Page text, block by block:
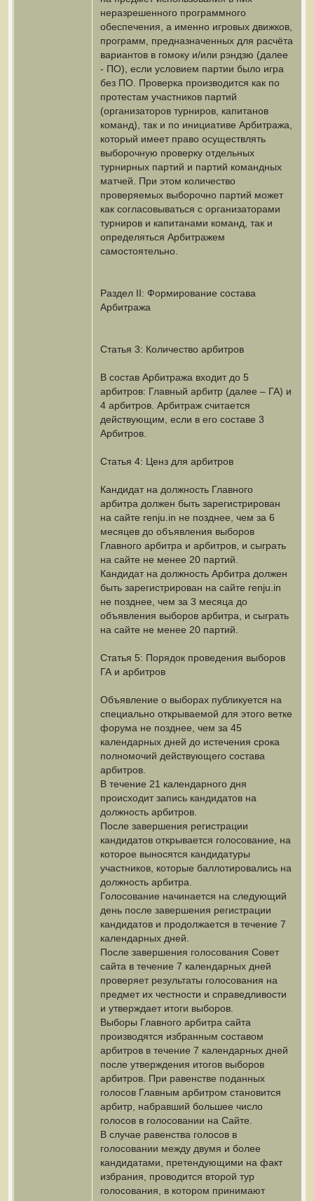
неразрешенного программного
обеспечения, а именно игровых движков,
программ, предназначенных для расчёта
вариантов в гомоку и/или рэндзю (далее
- ПО), если условием партии было игра
без ПО. Проверка производится как по
протестам участников партий
(организаторов турниров, капитанов
команд), так и по инициативе Арбитража,
который имеет право осуществлять
выборочную проверку отдельных
турнирных партий и партий командных
матчей. При этом количество
проверяемых выборочно партий может
как согласовываться с организаторами
турниров и капитанами команд, так и
определяться Арбитражем
самостоятельно.
Раздел II: Формирование состава
Арбитража
Статья 3: Количество арбитров
В состав Арбитража входит до 5
арбитров: Главный арбитр (далее – ГА) и
4 арбитров. Арбитраж считается
действующим, если в его составе 3
Арбитров.
Статья 4: Ценз для арбитров
Кандидат на должность Главного
арбитра должен быть зарегистрирован
на сайте renju.in не позднее, чем за 6
месяцев до объявления выборов
Главного арбитра и арбитров, и сыграть
на сайте не менее 20 партий.
Кандидат на должность Арбитра должен
быть зарегистрирован на сайте renju.in
не позднее, чем за 3 месяца до
объявления выборов арбитра, и сыграть
на сайте не менее 20 партий.
Статья 5: Порядок проведения выборов
ГА и арбитров
Объявление о выборах публикуется на
специально открываемой для этого ветке
форума не позднее, чем за 45
календарных дней до истечения срока
полномочий действующего состава
арбитров.
В течение 21 календарного дня
происходит запись кандидатов на
должность арбитров.
После завершения регистрации
кандидатов открывается голосование, на
которое выносятся кандидатуры
участников, которые баллотировались на
должность арбитра.
Голосование начинается на следующий
день после завершения регистрации
кандидатов и продолжается в течение 7
календарных дней.
После завершения голосования Совет
сайта в течение 7 календарных дней
проверяет результаты голосования на
предмет их честности и справедливости
и утверждает итоги выборов.
Выборы Главного арбитра сайта
производятся избранным составом
арбитров в течение 7 календарных дней
после утверждения итогов выборов
арбитров. При равенстве поданных
голосов Главным арбитром становится
арбитр, набравший большее число
голосов в голосовании на Сайте.
В случае равенства голосов в
голосовании между двумя и более
кандидатами, претендующими на факт
избрания, проводится второй тур
голосования, в котором принимают